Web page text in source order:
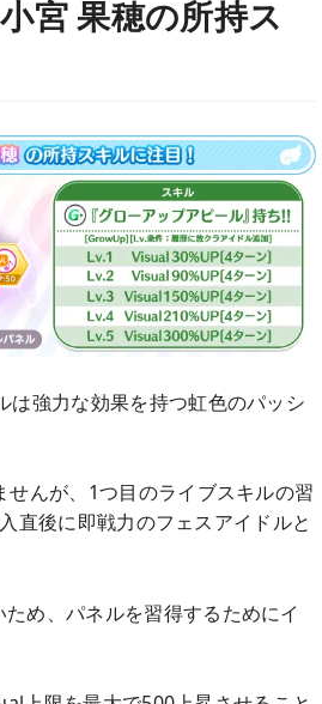
宮 果穂の所持ス
は強力な効果を持つ虹色のパッシ
んが、1つ目のライブスキルの習
直後に即戦力のフェスアイドルと
め、パネルを習得するためにイ